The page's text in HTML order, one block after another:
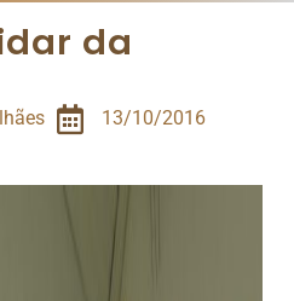
da
13/10/2016